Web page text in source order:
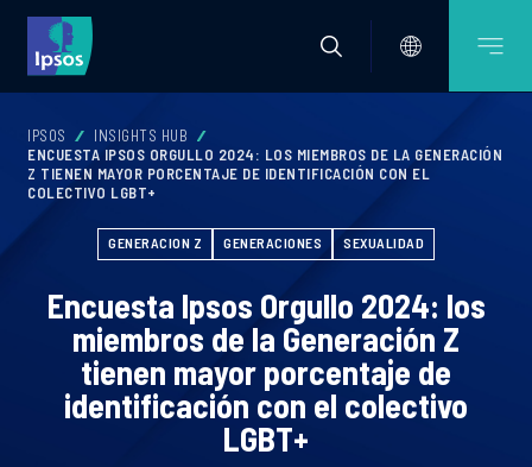
IPSOS
INSIGHTS HUB
ENCUESTA IPSOS ORGULLO 2024: LOS MIEMBROS DE LA GENERACIÓN
Z TIENEN MAYOR PORCENTAJE DE IDENTIFICACIÓN CON EL
COLECTIVO LGBT+
GENERACION Z GENERACIONES SEXUALIDAD
Encuesta Ipsos Orgullo 2024: los
miembros de la Generación Z
tienen mayor porcentaje de
identificación con el colectivo
LGBT+